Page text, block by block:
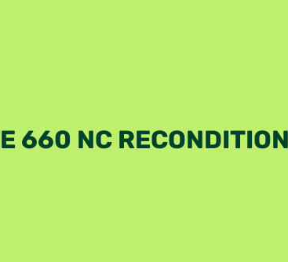
660 NC